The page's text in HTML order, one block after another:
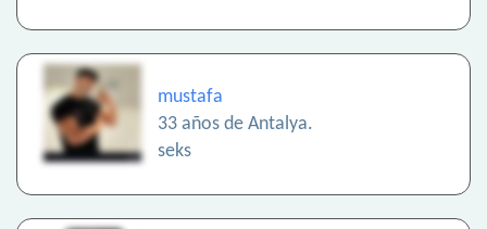
mustafa
33 años de Antalya.
seks